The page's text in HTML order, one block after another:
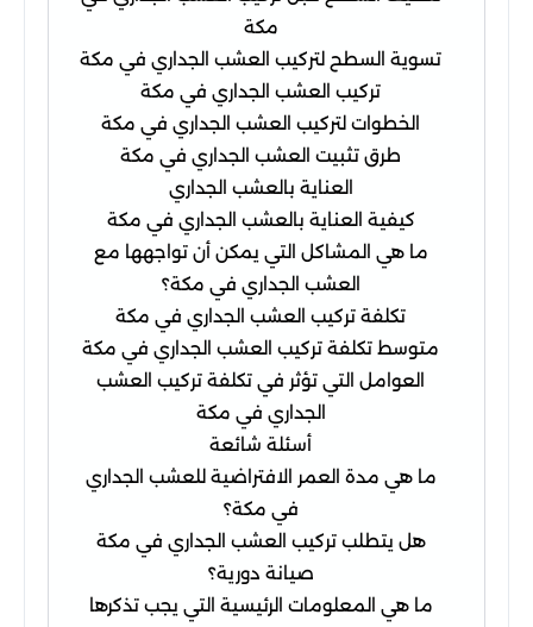
مكة
تسوية السطح لتركيب العشب الجداري في مكة
تركيب العشب الجداري في مكة
الخطوات لتركيب العشب الجداري في مكة
طرق تثبيت العشب الجداري في مكة
العناية بالعشب الجداري
كيفية العناية بالعشب الجداري في مكة
ما هي المشاكل التي يمكن أن تواجهها مع
العشب الجداري في مكة؟
تكلفة تركيب العشب الجداري في مكة
متوسط ​​تكلفة تركيب العشب الجداري في مكة
العوامل التي تؤثر في تكلفة تركيب العشب
الجداري في مكة
أسئلة شائعة
ما هي مدة العمر الافتراضية للعشب الجداري
في مكة؟
هل يتطلب تركيب العشب الجداري في مكة
صيانة دورية؟
ما هي المعلومات الرئيسية التي يجب تذكرها